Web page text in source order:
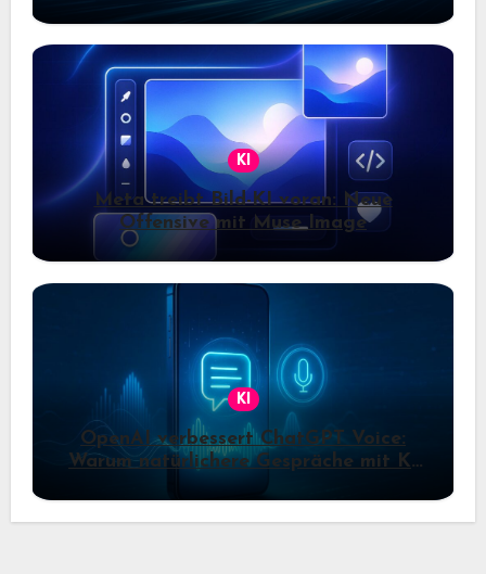
Gemini-Modellen
KI
Meta treibt Bild-KI voran: Neue
Offensive mit Muse Image
KI
OpenAI verbessert ChatGPT Voice:
Warum natürlichere Gespräche mit KI
jetzt wichtiger werden